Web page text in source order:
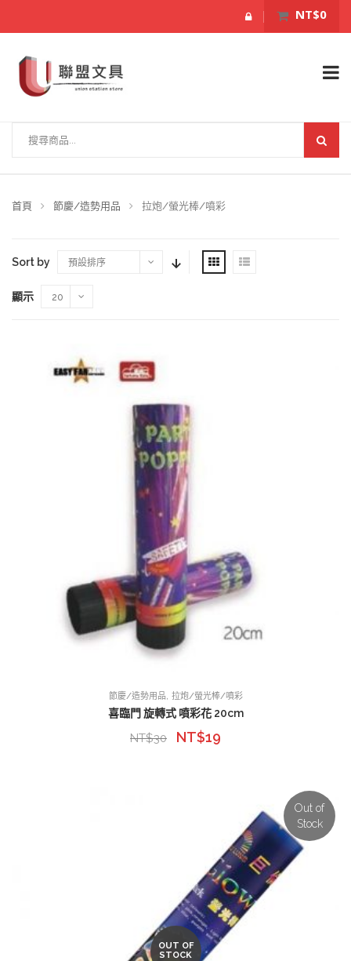
NT$0
首頁 節慶/造勢用品 拉炮/螢光棒/噴彩
Sort by 預設排序
顯示 20
節慶/造勢用品 拉炮/螢光棒/噴彩
喜臨門 旋轉式 噴彩花 20cm
NT$30 NT$19
Out of
Stock
OUT OF
STOCK